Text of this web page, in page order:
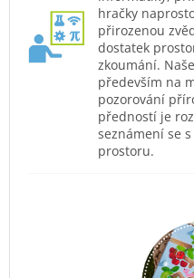
hračky
přirozenou
dostatek
zkoumání.
především na
pozorování
předností je
seznámení se
prostoru.